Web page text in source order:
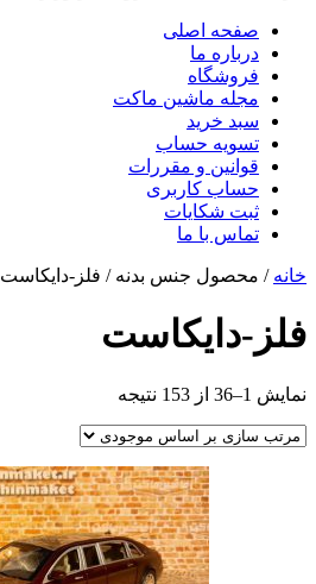
صفحه اصلی
درباره ما
فروشگاه
مجله ماشین ماکت
سبد خرید
تسویه حساب
قوانین و مقررات
حساب کاربری
ثبت شکایات
تماس با ما
خانه / محصول جنس بدنه / فلز-دایکاست
فلز-دایکاست
نمایش 1–36 از 153 نتیجه